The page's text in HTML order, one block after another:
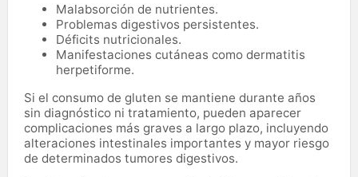
Malabsorción de nutrientes.
Problemas digestivos persistentes.
Déficits nutricionales.
Manifestaciones cutáneas como dermatitis
herpetiforme.
Si el consumo de gluten se mantiene durante años
sin diagnóstico ni tratamiento, pueden aparecer
complicaciones más graves a largo plazo, incluyendo
alteraciones intestinales importantes y mayor riesgo
de determinados tumores digestivos.